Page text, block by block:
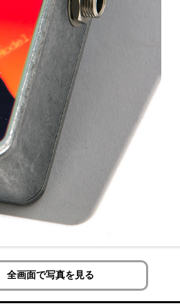
全画面で写真を見る